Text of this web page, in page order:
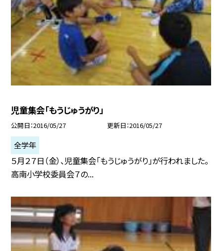
児童集会「もうじゅうがり」
公開日 2016/05/27 更新日 2016/05/27
全学年
５月２７日（金）、児童集会「もうじゅうがり」が行われました。
高南小学校委員会７の...